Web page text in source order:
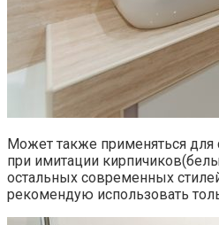
Может также применяться для
при имитации
остальных современных
рекомендую использовать